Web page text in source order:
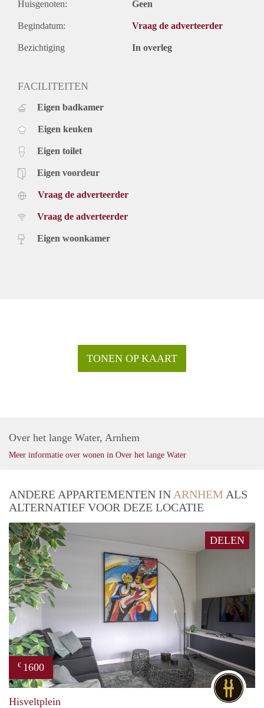
Huisgenoten: Geen
Begindatum: Vraag de adverteerder
Bezichtiging In overleg
FACILITEITEN
Eigen badkamer
Eigen keuken
Eigen toilet
Eigen voordeur
Vraag de adverteerder
Vraag de adverteerder
Eigen woonkamer
TONEN OP KAART
Over het lange Water, Arnhem
Meer informatie over wonen in Over het lange Water
ANDERE APPARTEMENTEN IN ARNHEM ALS
ALTERNATIEF VOOR DEZE LOCATIE
DELEN
€ 1600
DG
Hisveltplein